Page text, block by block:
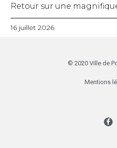
Retour sur une
16 juillet 2026
© 2020 Ville de
Mentions